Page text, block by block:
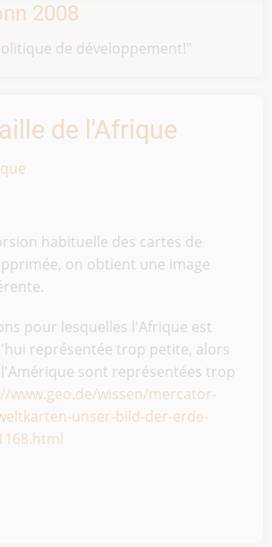
2008
de développement!"
de l'Afrique
habituelle des cartes de
on obtient une image
pour lesquelles l'Afrique est
représentée trop petite, alors
sont représentées trop
www.geo.de/wissen/mercator-
unser-bild-der-erde-